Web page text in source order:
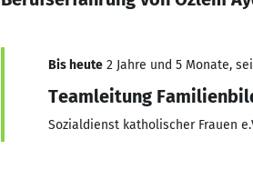
Bis heute 2 Jahre und 5 Monate,
Teamleitung
Sozialdienst katholischer Frauen